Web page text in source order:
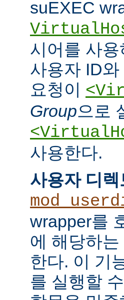
suEXEC
시어를 사
사용자 ID
요청이
Group으로
사용한다.
사용자 디렉
wrapper를
에 해당하
한다. 이 기
를 실행할